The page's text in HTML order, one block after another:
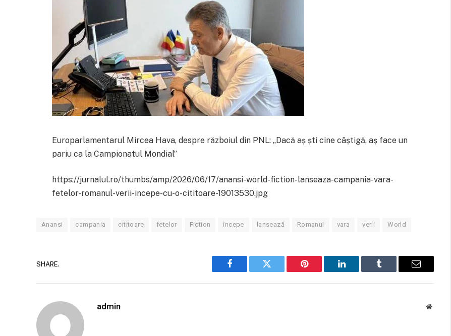
Europarlamentarul Mircea Hava, despre războiul din PNL: „Dacă aș ști cine câștigă, aș face un
pariu ca la Campionatul Mondial”
https://jurnalul.ro/thumbs/amp/2026/06/17/anansi-world-fiction-lanseaza-campania-vara-
fetelor-romanul-verii-incepe-cu-o-cititoare-19013530.jpg
Anansi campania cititoare fetelor Fiction începe lansează Romanul vara verii World
SHARE.
Facebook Twitter Pinterest LinkedIn Tumblr Email
admin Website